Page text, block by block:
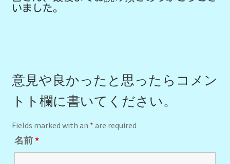
いました。
意見や良かったと思ったらコメン
トト欄に書いてください。
Fields marked with an * are required
名前*